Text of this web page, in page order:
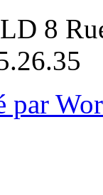
8
par